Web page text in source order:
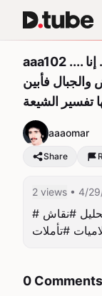
aaa102 .... المعمم جعفر الحسيني الشيرازي .... إنا
والجبال فأبين
تفسير الشيعة
aaaomar
Share
2 views • 4/
#عاشوراء #كرامات #قصص_دينية #تحليل #نقاش
#تأملات
0 Comments